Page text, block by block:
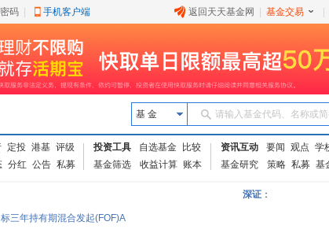
码 手机客户端 返回天天基金网 基金交易
基 金 请输入基金代码、名称或
定投 港基 评级
分红 公告 私募
投资工具 自选基金
比较
基金筛选
收益计算 账本
资讯互动 要闻 观点 学
基金研究
策略 私募 基
深证：
三年持有期混合发起(FOF)A